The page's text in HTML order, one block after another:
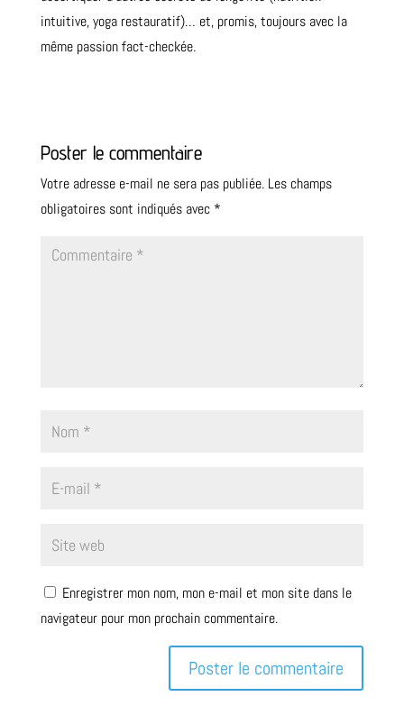
intuitive, yoga restauratif)… et, promis, toujours avec la
même passion fact-checkée.
Poster le commentaire
Votre adresse e-mail ne sera pas publiée. Les champs
obligatoires sont indiqués avec *
Enregistrer mon nom, mon e-mail et mon site dans le
navigateur pour mon prochain commentaire.